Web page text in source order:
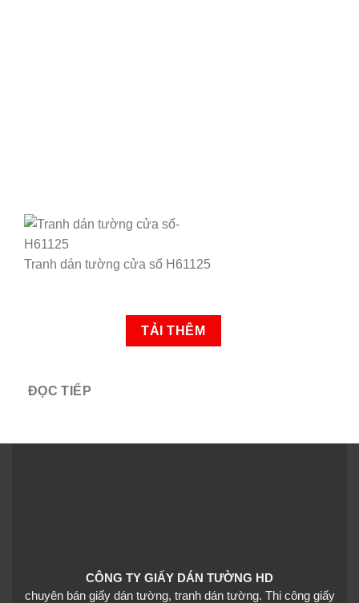
Tranh dán tường cửa sổ H61125
TẢI THÊM
ĐỌC TIẾP
CÔNG TY GIẤY DÁN TƯỜNG HD
chuyên bán giấy dán tường, tranh dán tường. Thi công giấy